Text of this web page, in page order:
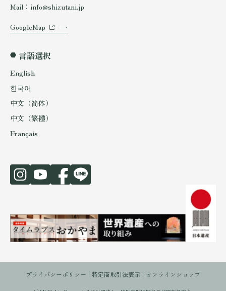
Mail：info@shizutani.jp
GoogleMap
言語選択
English
한국어
中文（简体）
中文（繁體）
Français
プライバシーポリシー 特定商取引法表示 オンラインショップ